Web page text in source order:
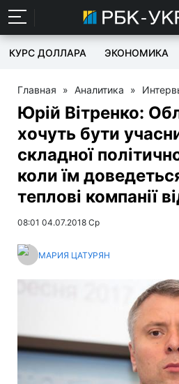
КУРС ДОЛЛАРА ЭКОНОМИКА
Главная » Аналитика »
Юрій Вітренко:
хочуть бути
складної
коли їм
теплові компанії
08:01 04.07.2018 Ср
МАРИЯ ЦАТУРЯН